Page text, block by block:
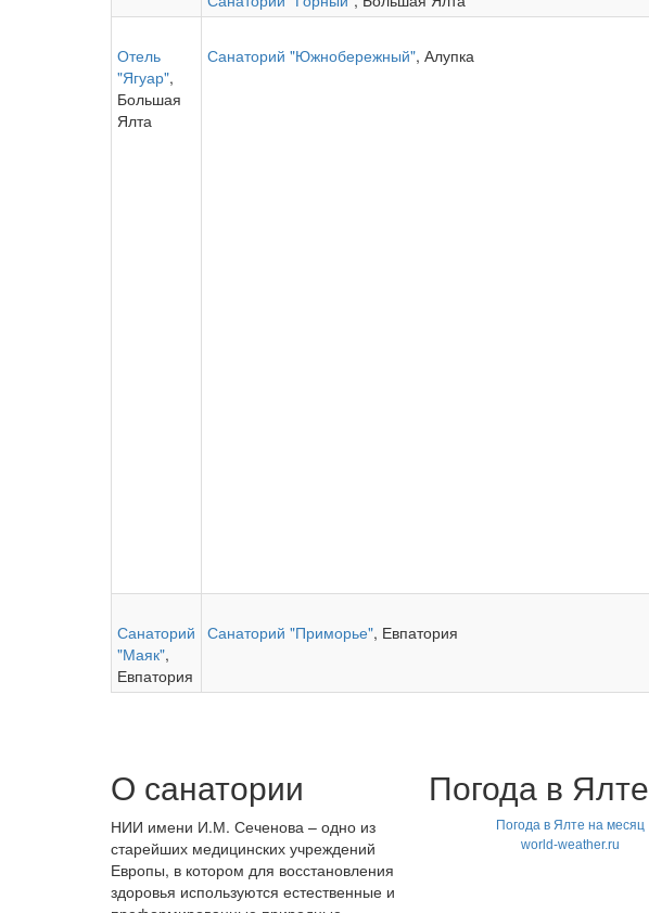
Отель
"Ягуар",
Большая
Ялта
Санаторий "Южнобережный", Алупка
Санаторий
"Маяк",
Евпатория
Санаторий "Приморье", Евпатория
О санатории
НИИ имени И.М. Сеченова – одно из
старейших медицинских учреждений
Европы, в котором для восстановления
здоровья используются естественные и
Погода в Ялте
Погода в Ялте на месяц
world-weather.ru